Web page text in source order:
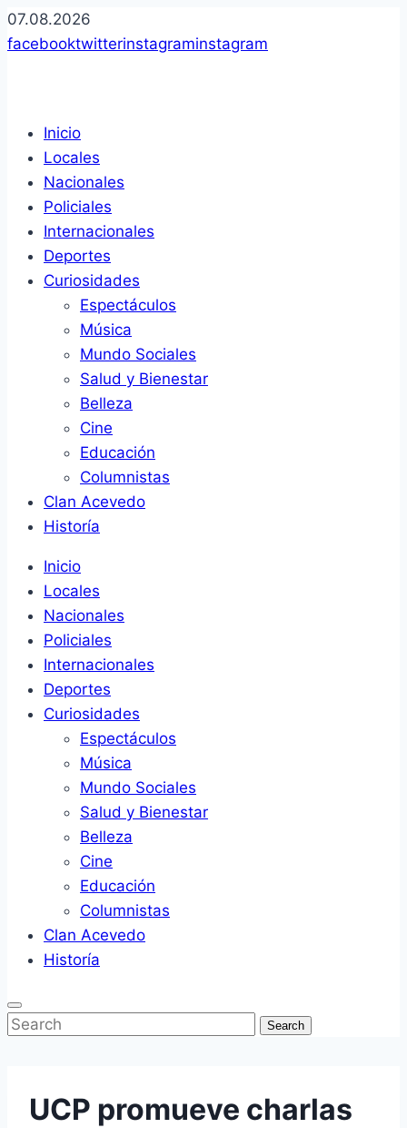
07.08.2026
facebookopens
window
twitteropens
instagramopens
instagram
Inicio
Locales
Nacionales
Policiales
Internacionales
Deportes
Curiosidades
Espectáculos
Música
Mundo Sociales
Salud y Bienestar
Belleza
Cine
Educación
Columnistas
Clan Acevedo
Historía
MenuInicio
Locales
Nacionales
Policiales
Internacionales
Deportes
Curiosidades
Espectáculos
Música
Mundo Sociales
Salud y Bienestar
Belleza
Cine
Educación
Columnistas
Clan Acevedo
Historía
Enter
Keyword
Search
Search
Search
UCP promueve charlas